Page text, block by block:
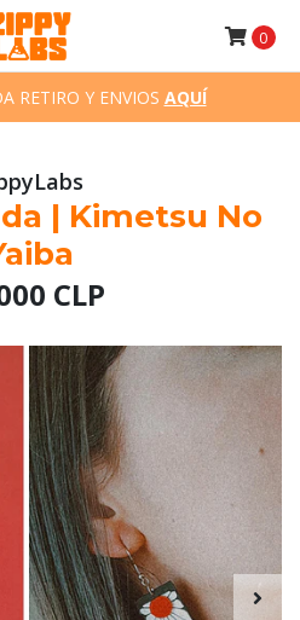
RETIRO Y ENVIOS AQUÍ
0
| Kimetsu No
CLP